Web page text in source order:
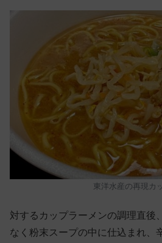
東洋水産の再現カ
対するカップラーメンの調理直後
なく粉末スープの中に仕込まれ、